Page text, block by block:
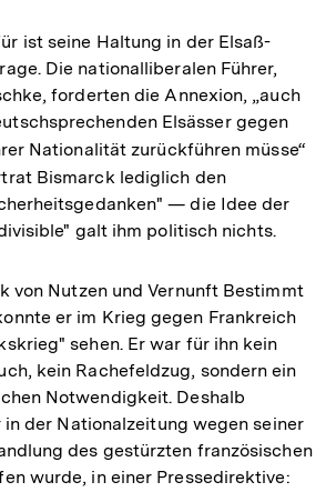
ist seine Haltung in der Elsaß-
Die nationalliberalen Führer,
forderten die Annexion, „auch
Elsässer gegen
Nationalität zurückführen müsse“Zur
Bismarck lediglich den
— die Idee der
galt ihm politisch nichts.
von Nutzen und Vernunft Bestimmt
er im Krieg gegen Frankreich
sehen. Er war für ihn kein
kein Rachefeldzug, sondern ein
Notwendigkeit. Deshalb
in der Nationalzeitung wegen seiner
des gestürzten französischen
wurde, in einer Pressedirektive: